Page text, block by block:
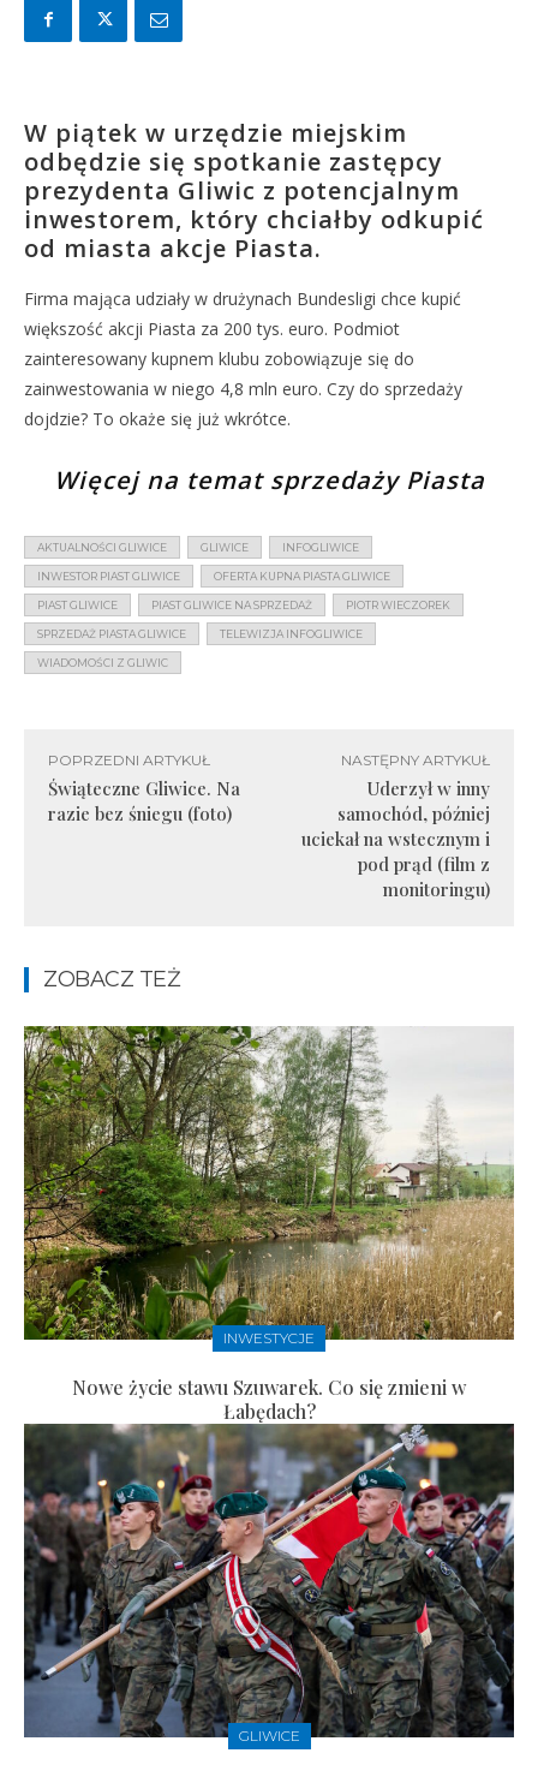
W piątek w urzędzie miejskim
odbędzie się spotkanie zastępcy
prezydenta Gliwic z potencjalnym
inwestorem, który chciałby odkupić
od miasta akcje Piasta.
Firma mająca udziały w drużynach Bundesligi chce kupić
większość akcji Piasta za 200 tys. euro. Podmiot
zainteresowany kupnem klubu zobowiązuje się do
zainwestowania w niego 4,8 mln euro. Czy do sprzedaży
dojdzie? To okaże się już wkrótce.
Więcej na temat sprzedaży Piasta
AKTUALNOŚCI GLIWICE GLIWICE INFOGLIWICE
INWESTOR PIAST GLIWICE OFERTA KUPNA PIASTA GLIWICE
PIAST GLIWICE PIAST GLIWICE NA SPRZEDAŻ PIOTR WIECZOREK
SPRZEDAŻ PIASTA GLIWICE TELEWIZJA INFOGLIWICE
WIADOMOŚCI Z GLIWIC
POPRZEDNI ARTYKUŁ
Świąteczne Gliwice. Na
razie bez śniegu (foto)
NASTĘPNY ARTYKUŁ
Uderzył w inny
samochód, później
uciekał na wstecznym i
pod prąd (film z
monitoringu)
ZOBACZ TEŻ
INWESTYCJE
Nowe życie stawu Szuwarek. Co się zmieni w
Łabędach?
GLIWICE